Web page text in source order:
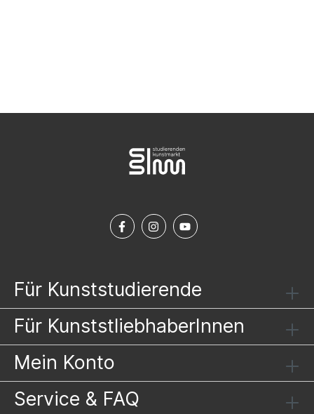
Für Kunststudierende
Für KunststliebhaberInnen
Mein Konto
Service & FAQ